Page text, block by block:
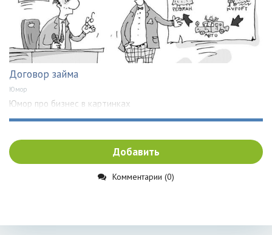
Договор займа
Юмор
Юмор про бизнес в картинках
Добавить
Комментарии (0)